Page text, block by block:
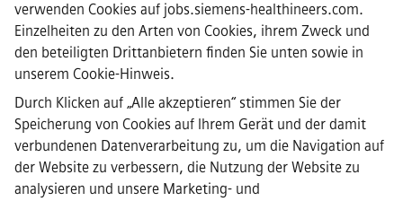
verwenden Cookies auf jobs.siemens-healthineers.com.
Einzelheiten zu den Arten von Cookies, ihrem Zweck und
den beteiligten Drittanbietern finden Sie unten sowie in
unserem Cookie-Hinweis.
Durch Klicken auf „Alle akzeptieren“ stimmen Sie der
Speicherung von Cookies auf Ihrem Gerät und der damit
verbundenen Datenverarbeitung zu, um die Navigation auf
der Website zu verbessern, die Nutzung der Website zu
analysieren und unsere Marketing- und
Siemens Healthineers AG © 2026
·
Unternehmensinformationen
Datenschutzrichtlinie
·
Cookie-Hinweis